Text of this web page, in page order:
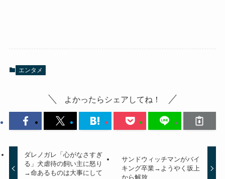
エンタメ
よかったらシェアしてね！
ダレノガレ「心がなさすぎ
る」犬虐待の飼い主に怒り
→命あるものは大事にして
サンドウィッチマンがバイ
キング卒業→ようやく坂上
から解放